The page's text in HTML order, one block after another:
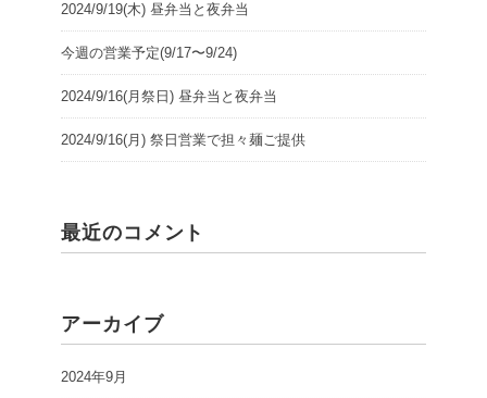
2024/9/19(木) 昼弁当と夜弁当
今週の営業予定(9/17〜9/24)
2024/9/16(月祭日) 昼弁当と夜弁当
2024/9/16(月) 祭日営業で担々麺ご提供
最近のコメント
アーカイブ
2024年9月